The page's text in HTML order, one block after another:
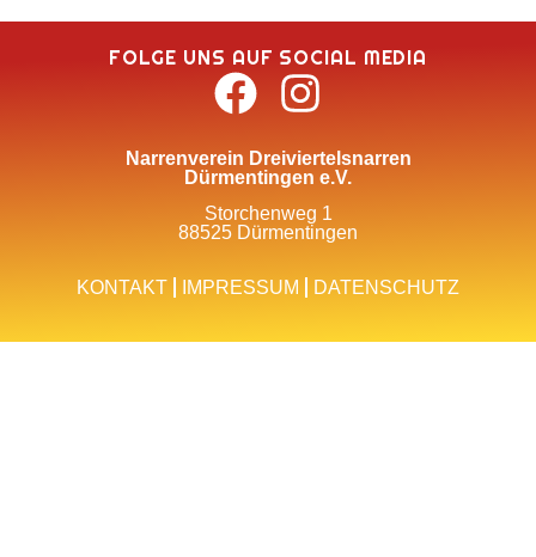
Narrenverein Dreiviertelsnarren
Dürmentingen e.V.
Storchenweg 1
88525 Dürmentingen
KONTAKT IMPRESSUM DATENSCHUTZ
FOLGE UNS AUF SOCIAL MEDIA